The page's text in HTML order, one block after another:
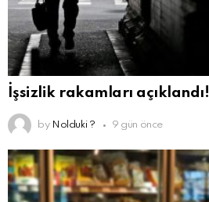
İşsizlik rakamları açıklandı!
by Nolduki ? 9 gün önce